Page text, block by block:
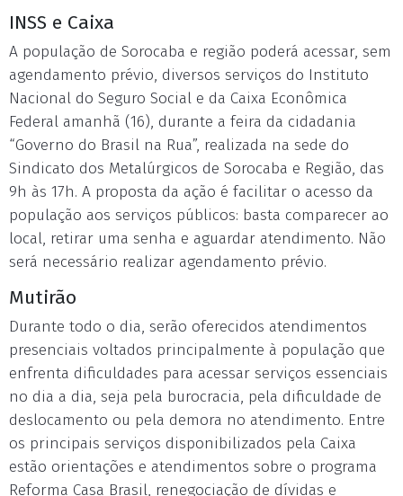
INSS e Caixa
A população de Sorocaba e região poderá acessar, sem
agendamento prévio, diversos serviços do Instituto
Nacional do Seguro Social e da Caixa Econômica
Federal amanhã (16), durante a feira da cidadania
“Governo do Brasil na Rua”, realizada na sede do
Sindicato dos Metalúrgicos de Sorocaba e Região, das
9h às 17h. A proposta da ação é facilitar o acesso da
população aos serviços públicos: basta comparecer ao
local, retirar uma senha e aguardar atendimento. Não
será necessário realizar agendamento prévio.
Mutirão
Durante todo o dia, serão oferecidos atendimentos
presenciais voltados principalmente à população que
enfrenta dificuldades para acessar serviços essenciais
no dia a dia, seja pela burocracia, pela dificuldade de
deslocamento ou pela demora no atendimento. Entre
os principais serviços disponibilizados pela Caixa
estão orientações e atendimentos sobre o programa
Reforma Casa Brasil, renegociação de dívidas e